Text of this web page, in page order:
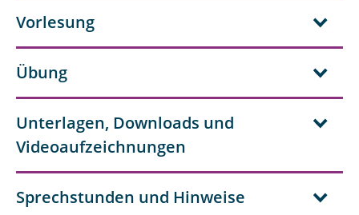
Vorlesung
Übung
Unterlagen, Downloads und
Videoaufzeichnungen
Sprechstunden und Hinweise